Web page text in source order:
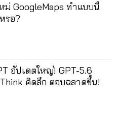
ม่ GoogleMaps ทำแบบนี้
รอ?
อัปเดตใหญ่! GPT-5.6
คิดลึก ตอบฉลาดขึ้น!